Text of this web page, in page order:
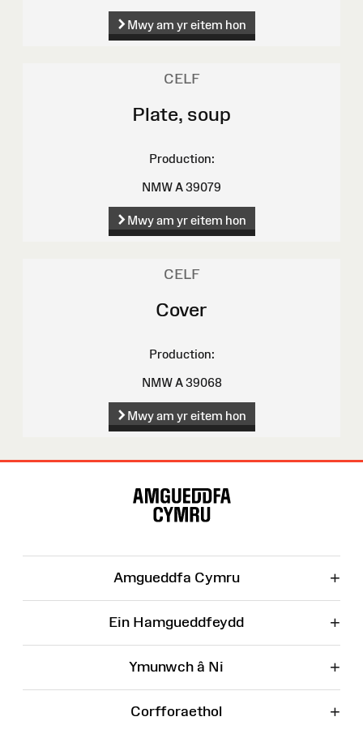
Mwy am yr eitem hon
CELF
Plate, soup
Production:
NMW A 39079
Mwy am yr eitem hon
CELF
Cover
Production:
NMW A 39068
Mwy am yr eitem hon
Amgueddfa Cymru +
Ein Hamgueddfeydd +
Ymunwch â Ni +
Corfforaethol +